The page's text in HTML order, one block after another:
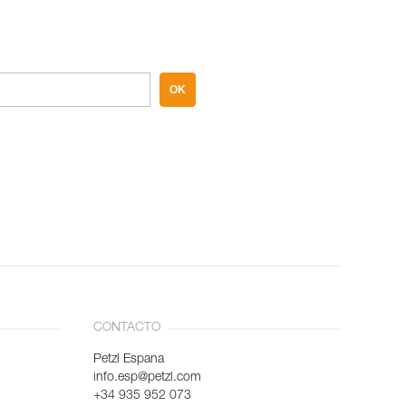
OK
CONTACTO
Petzl Espana
info.esp@petzl.com
+34 935 952 073